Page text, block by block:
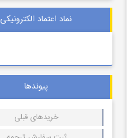
نماد اعتماد الکترونیکی
پیوندها
خریدهای قبلی